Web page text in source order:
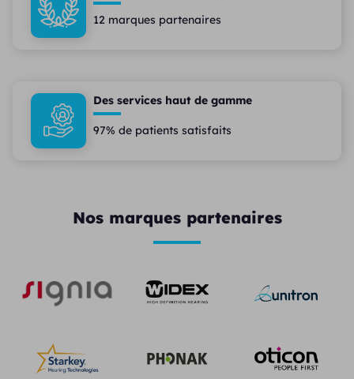
12 marques partenaires
Des services haut de gamme
97% de patients satisfaits
Nos marques partenaires